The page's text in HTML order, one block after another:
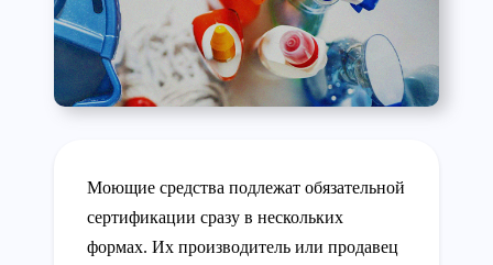
Моющие средства подлежат обязательной
сертификации сразу в нескольких
формах. Их производитель или продавец